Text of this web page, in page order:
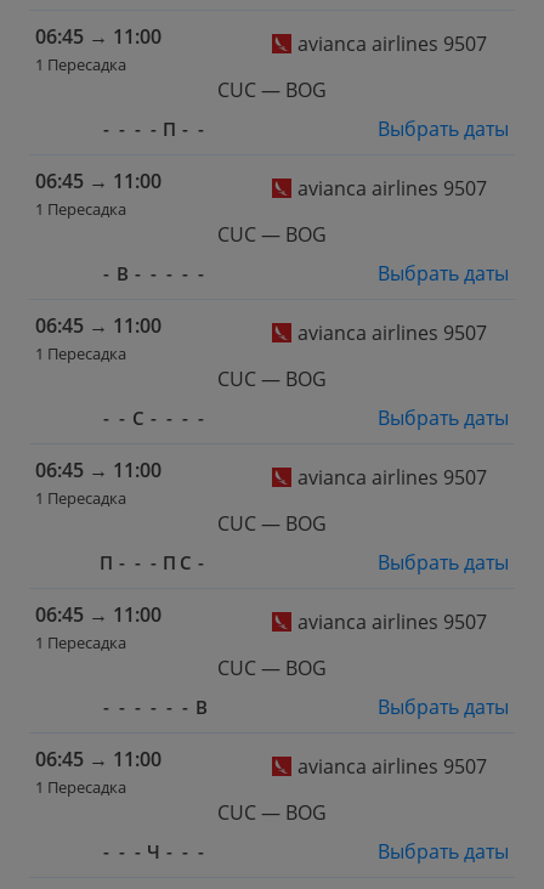
06:45 → 11:00
1 Пересадка
avianca airlines 9507
CUC — BOG
- - - - П - -
Выбрать даты
06:45 → 11:00
1 Пересадка
avianca airlines 9507
CUC — BOG
- В - - - - -
Выбрать даты
06:45 → 11:00
1 Пересадка
avianca airlines 9507
CUC — BOG
- - С - - - -
Выбрать даты
06:45 → 11:00
1 Пересадка
avianca airlines 9507
CUC — BOG
П - - - П С -
Выбрать даты
06:45 → 11:00
1 Пересадка
avianca airlines 9507
CUC — BOG
- - - - - - В
Выбрать даты
06:45 → 11:00
1 Пересадка
avianca airlines 9507
CUC — BOG
- - - Ч - - -
Выбрать даты